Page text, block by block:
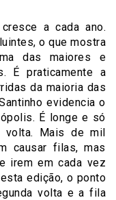
a cada ano.
o que mostra
das maiores e
É praticamente a
da maioria das
evidencia o
É longe e só
Mais de mil
causar filas, mas
irem em cada vez
edição, o ponto
volta e a fila